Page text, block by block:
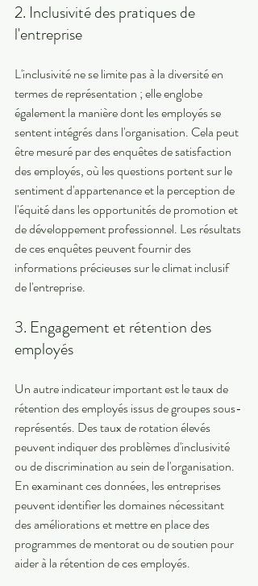
2. Inclusivité des pratiques de
l'entreprise
L'inclusivité ne se limite pas à la diversité en
termes de représentation ; elle englobe
également la manière dont les employés se
sentent intégrés dans l'organisation. Cela peut
être mesuré par des enquêtes de satisfaction
des employés, où les questions portent sur le
sentiment d'appartenance et la perception de
l'équité dans les opportunités de promotion et
de développement professionnel. Les résultats
de ces enquêtes peuvent fournir des
informations précieuses sur le climat inclusif
de l'entreprise.
3. Engagement et rétention des
employés
Un autre indicateur important est le taux de
rétention des employés issus de groupes sous-
représentés. Des taux de rotation élevés
peuvent indiquer des problèmes d'inclusivité
ou de discrimination au sein de l'organisation.
En examinant ces données, les entreprises
peuvent identifier les domaines nécessitant
des améliorations et mettre en place des
programmes de mentorat ou de soutien pour
aider à la rétention de ces employés.